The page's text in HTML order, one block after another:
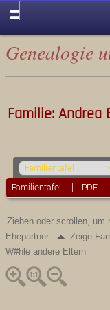
Genealogie
Familie: Andrea
Familientafel PDF
Ziehen oder scrollen, um
Ehepartner
Zeige
W#hle andere Eltern